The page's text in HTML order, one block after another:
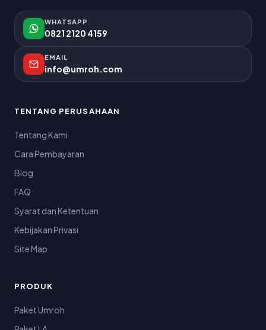
WHATSAPP
0821 2120 4159
EMAIL
info@umroh.com
TENTANG PERUSAHAAN
Tentang Kami
Cara Pembayaran
Blog
FAQ
Syarat dan Ketentuan
Kebijakan Privasi
Site Map
PRODUK
Paket Umroh